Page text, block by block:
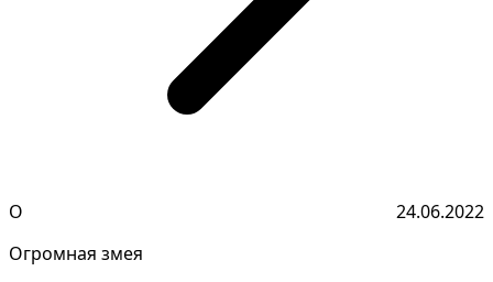
О
24.06.2022
Огромная змея